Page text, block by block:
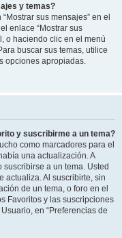
y temas?
sus mensajes” en el
enlace “Mostrar sus
o haciendo clic en el menú
buscar sus temas, utilice
opciones apropiadas.
y suscribirme a un tema?
como marcadores para el
una actualización. A
a un tema. Usted
actualiza. Al suscribirte, sin
de un tema, o foro en el
Favoritos y las suscripciones
en “Preferencias de